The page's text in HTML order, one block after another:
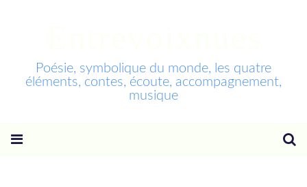
Poésie, symbolique du monde, les quatre
éléments, contes, écoute, accompagnement,
musique